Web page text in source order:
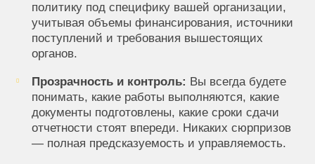
политику под специфику вашей организации,
учитывая объемы финансирования, источники
поступлений и требования вышестоящих
органов.
Прозрачность и контроль: Вы всегда будете
понимать, какие работы выполняются, какие
документы подготовлены, какие сроки сдачи
отчетности стоят впереди. Никаких сюрпризов
— полная предсказуемость и управляемость.